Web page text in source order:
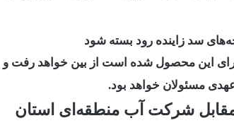
این محصول شده است از بین خواهد رفت و
مسئولان خواهد بود.
شرکت آب منطقه‌ای استان